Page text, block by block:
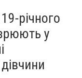
новий
температурний
річного
у